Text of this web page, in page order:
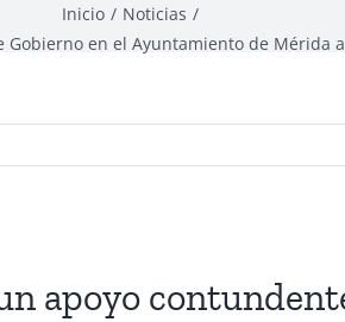
Inicio
Noticias
en el Ayuntamiento de
apoyo